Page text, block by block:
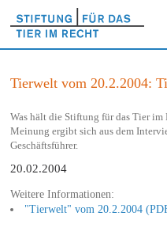
Tierwelt vom 20.2.2004:
Was hält die Stiftung für das Tier
Meinung ergibt sich aus dem
Geschäftsführer.
20.02.2004
Weitere Informationen:
"Tierwelt" vom 20.2.2004